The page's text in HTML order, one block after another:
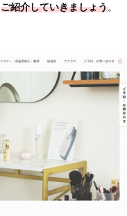
ご紹介していきましょう。